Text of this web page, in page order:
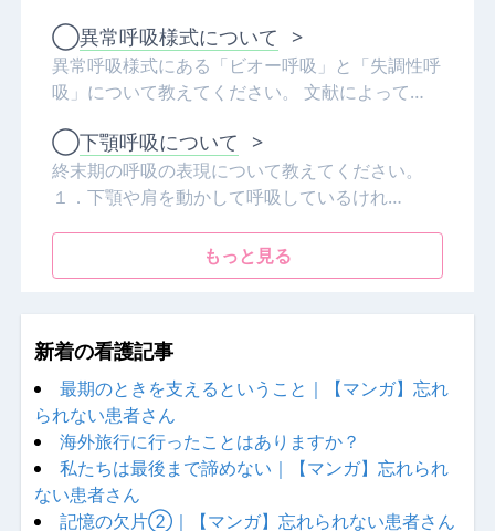
◯異常呼吸様式について >
異常呼吸様式にある「ビオー呼吸」と「失調性呼
吸」について教えてください。 文献によって…
◯下顎呼吸について >
終末期の呼吸の表現について教えてください。
１．下顎や肩を動かして呼吸しているけれ…
もっと見る
新着の看護記事
最期のときを支えるということ｜【マンガ】忘れ
られない患者さん
海外旅行に行ったことはありますか？
私たちは最後まで諦めない｜【マンガ】忘れられ
ない患者さん
記憶の欠片②｜【マンガ】忘れられない患者さん